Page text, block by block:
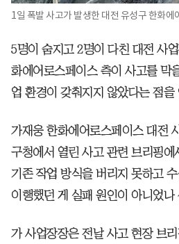
1일 폭발 사고가 발생한 대전 유성구 한화
5명이 숨지고 2명이 다친 대전 사
화에어로스페이스 측이 사고를 막
업 환경이 갖춰지지 않았다는 점을
가재웅 한화에어로스페이스 대전
구청에서 열린 사고 관련 브리핑에
기존 작업 방식을 버리지 못하고
이행했던 게 실패 원인이 아니었
가 사업장장은 전날 사고 현장 브